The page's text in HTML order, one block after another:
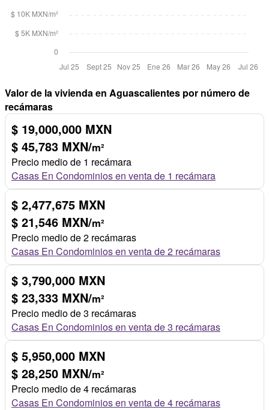
Valor de la vivienda en Aguascalientes por número de
recámaras
$ 19,000,000 MXN
$ 45,783 MXN/m²
Precio medio de 1 recámara
Casas En Condominios en venta de 1 recámara
$ 2,477,675 MXN
$ 21,546 MXN/m²
Precio medio de 2 recámaras
Casas En Condominios en venta de 2 recámaras
$ 3,790,000 MXN
$ 23,333 MXN/m²
Precio medio de 3 recámaras
Casas En Condominios en venta de 3 recámaras
$ 5,950,000 MXN
$ 28,250 MXN/m²
Precio medio de 4 recámaras
Casas En Condominios en venta de 4 recámaras